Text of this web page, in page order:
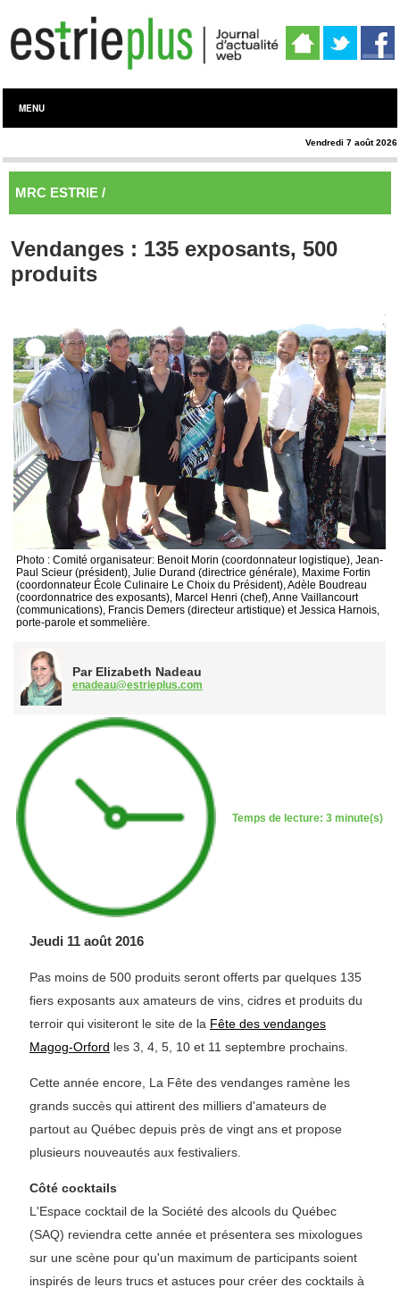
MENU
Vendredi 7 août 2026
MRC ESTRIE /
Vendanges : 135 exposants, 500
produits
Photo : Comité organisateur: Benoit Morin (coordonnateur logistique), Jean-
Paul Scieur (président), Julie Durand (directrice générale), Maxime Fortin
(coordonnateur École Culinaire Le Choix du Président), Adèle Boudreau
(coordonnatrice des exposants), Marcel Henri (chef), Anne Vaillancourt
(communications), Francis Demers (directeur artistique) et Jessica Harnois,
porte-parole et sommelière.
Par Elizabeth Nadeau
enadeau@estrieplus.com
Temps de lecture: 3 minute(s)
Jeudi 11 août 2016
Pas moins de 500 produits seront offerts par quelques 135
fiers exposants aux amateurs de vins, cidres et produits du
terroir qui visiteront le site de la Fête des vendanges
Magog-Orford les 3, 4, 5, 10 et 11 septembre prochains.
Cette année encore, La Fête des vendanges ramène les
grands succès qui attirent des milliers d'amateurs de
partout au Québec depuis près de vingt ans et propose
plusieurs nouveautés aux festivaliers.
Côté cocktails
L'Espace cocktail de la Société des alcools du Québec
(SAQ) reviendra cette année et présentera ses mixologues
sur une scène pour qu'un maximum de participants soient
inspirés de leurs trucs et astuces pour créer des cocktails à